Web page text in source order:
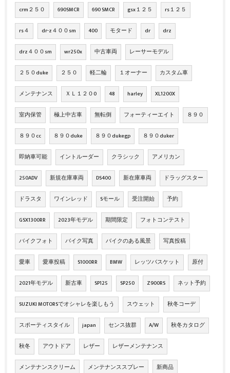
crm２５０ 690SMCR 690 SMCR gsx１２５ rs１２５
rs４ dr-z４００sm 400 モタード dr drz
drz４００sm wr250x 中古車両 レーサーモデル
２５０duke ２５０ 軽二輪 １オーナー カスタム車
メンテナンス ＸＬ１２０0 48 harley XL1200X
室内保管 極上中古車 無転倒 フォーティーエイト ８９０
８９０cc ８９０duke ８９０dukegp ８９０duker
即納車可能 イントルーダー クラシック アメリカン
250ADV 新規在庫車両 DS400 新在庫車両 ドラッグスター
ドラスタ ワインレッド Sモール 受注開始 予約
GSX1300RR 2023年モデル 期間限定 フォトコンテスト
バイクフォト バイク写真 バイクのある風景 写真投稿
愛車 愛車投稿 S1000RR BMW レッツバスケット 原付
2021年モデル 新古車 SP125 SP250 Z900RS ネット予約
SUZUKI MOTORSでオシャレを楽しもう スウェット 秋冬コーデ
スポーティスタイル japan センス抜群 A/W 秋冬カタログ
秋冬 アウトドア レザー レザーメンテナンス
メンテナンスクリーム メンテナンススプレー 新商品